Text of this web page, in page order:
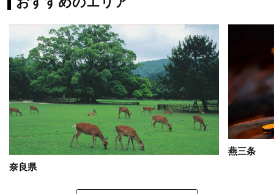
奈良県
燕三条